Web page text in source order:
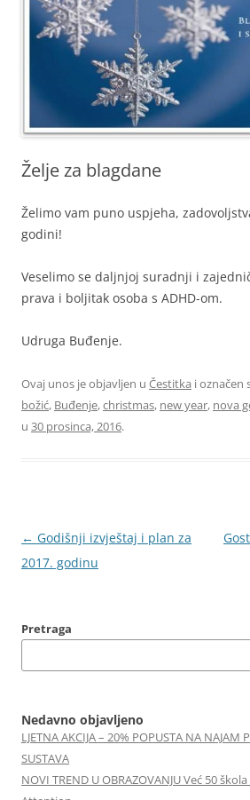
Želje za blagdane
Želimo vam puno uspjeha,
godini!
Veselimo se daljnjoj suradnji i
prava i boljitak osoba s ADHD-om.
Udruga Buđenje.
Ovaj unos je objavljen u Čestitka i označen
božić, Buđenje,christmas, new year, nova
u 30 prosinca, 2016.
Navigacija
objava
← Godišnji izvještaj i plan za
2017. godinu
Pretraga
Nedavno objavljeno
LJETNA AKCIJA – 20% POPUSTA NA NAJAM
SUSTAVA
NOVI TREND U OBRAZOVANJU Već 50